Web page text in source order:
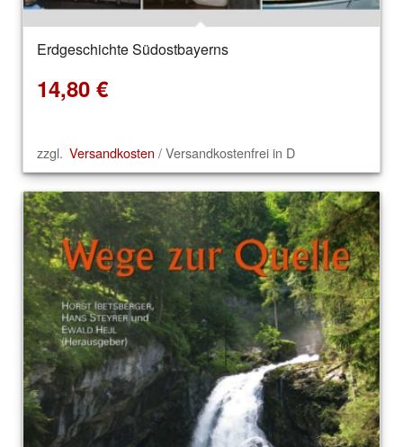
5.00
Erdgeschichte Südostbayerns
14,80 €
zzgl. Versandkosten / Versandkostenfrei in D